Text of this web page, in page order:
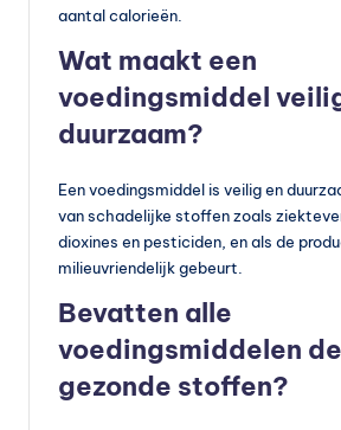
aantal calorieën.
Wat maakt een
voedingsmiddel
duurzaam?
Een voedingsmiddel is veilig en
van schadelijke stoffen zoals
dioxines en pesticiden, en als de
milieuvriendelijk gebeurt.
Bevatten alle
voedingsmiddelen
gezonde stoffen?